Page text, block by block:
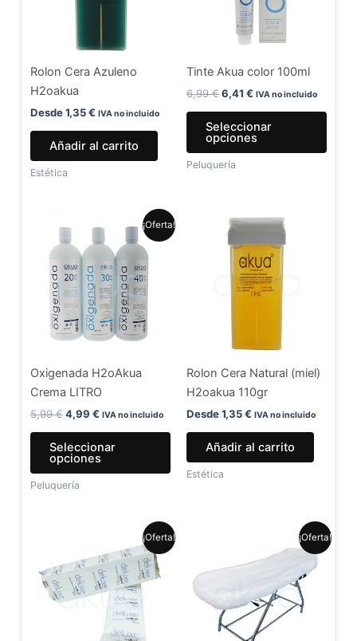
Rolon Cera Azuleno
H2oakua
Desde1,35€ IVA no incluido
Añadir al carrito
Estética
Tinte Akua color 100ml
6,99€6,41 € IVA no incluido
Seleccionar
opciones
en
Peluquería
¡Oferta!
Oxigenada H2oAkua
Crema LITRO
5,99€
original
era:
5,99 €.
4,99 €
precio
actual
4,99 €.
IVA no incluido
Seleccionar
opciones
Este
producto
pueden
elegir
la
página
de
Peluquería
Rolon Cera Natural (miel)
H2oakua 110gr
Desde1,35€ IVA no incluido
Añadir al carrito
Estética
¡Oferta!
original
era:
7,99 €.
actual
es:
6,49 €.
¡Oferta!
original
era:
actual
1,20 €.